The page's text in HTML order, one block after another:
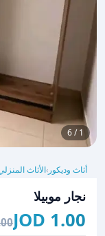
1 / 6
أثاث وديكور ›الأثاث
نجار موبيلا
1.00 JOD
JOD